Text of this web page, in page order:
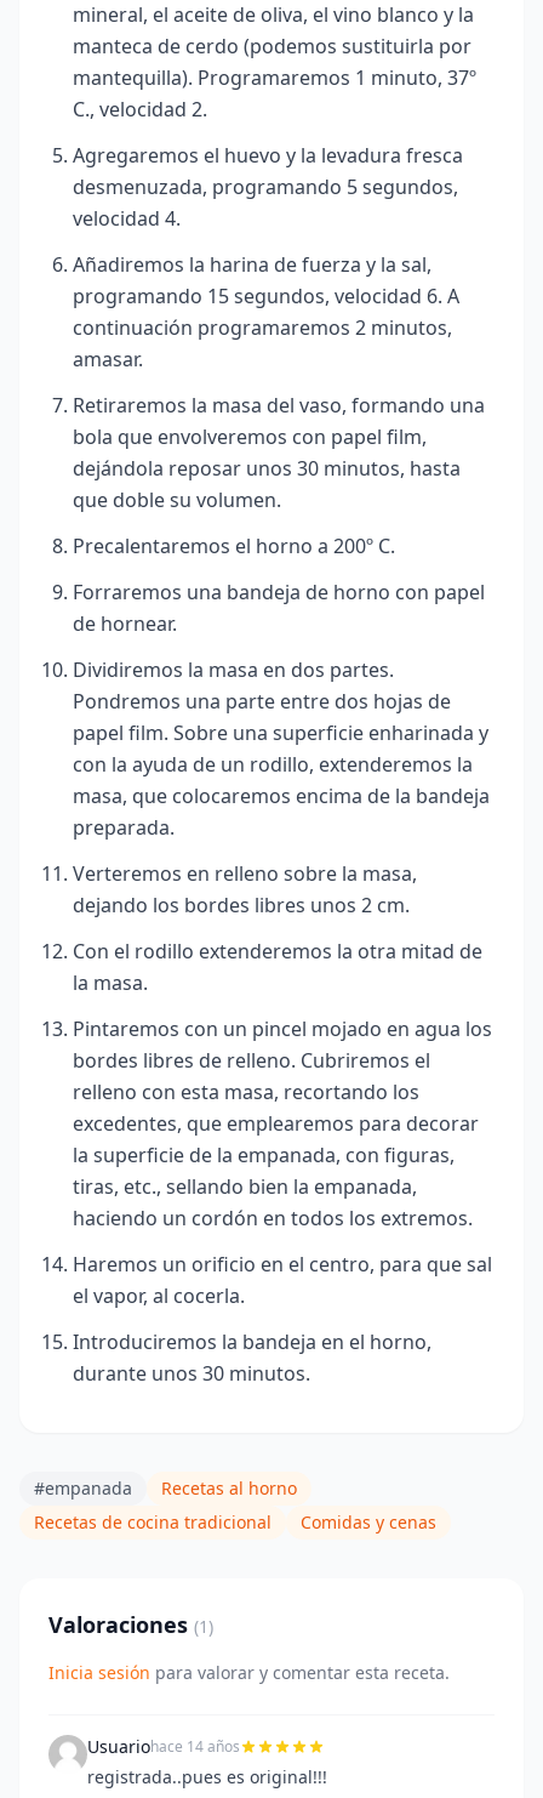
mineral, el aceite de oliva, el vino blanco y la
manteca de cerdo (podemos sustituirla por
mantequilla). Programaremos 1 minuto, 37º
C., velocidad 2.
Agregaremos el huevo y la levadura fresca
desmenuzada, programando 5 segundos,
velocidad 4.
Añadiremos la harina de fuerza y la sal,
programando 15 segundos, velocidad 6. A
continuación programaremos 2 minutos,
amasar.
Retiraremos la masa del vaso, formando una
bola que envolveremos con papel film,
dejándola reposar unos 30 minutos, hasta
que doble su volumen.
Precalentaremos el horno a 200º C.
Forraremos una bandeja de horno con papel
de hornear.
Dividiremos la masa en dos partes.
Pondremos una parte entre dos hojas de
papel film. Sobre una superficie enharinada y
con la ayuda de un rodillo, extenderemos la
masa, que colocaremos encima de la bandeja
preparada.
Verteremos en relleno sobre la masa,
dejando los bordes libres unos 2 cm.
Con el rodillo extenderemos la otra mitad de
la masa.
Pintaremos con un pincel mojado en agua los
bordes libres de relleno. Cubriremos el
relleno con esta masa, recortando los
excedentes, que emplearemos para decorar
la superficie de la empanada, con figuras,
tiras, etc., sellando bien la empanada,
haciendo un cordón en todos los extremos.
Haremos un orificio en el centro, para que sal
el vapor, al cocerla.
Introduciremos la bandeja en el horno,
durante unos 30 minutos.
#empanada
Recetas al horno
Recetas de cocina tradicional
Comidas y cenas
Valoraciones (1)
Inicia sesión para valorar y comentar esta receta.
Usuariohace 14 años
registrada..pues es original!!!